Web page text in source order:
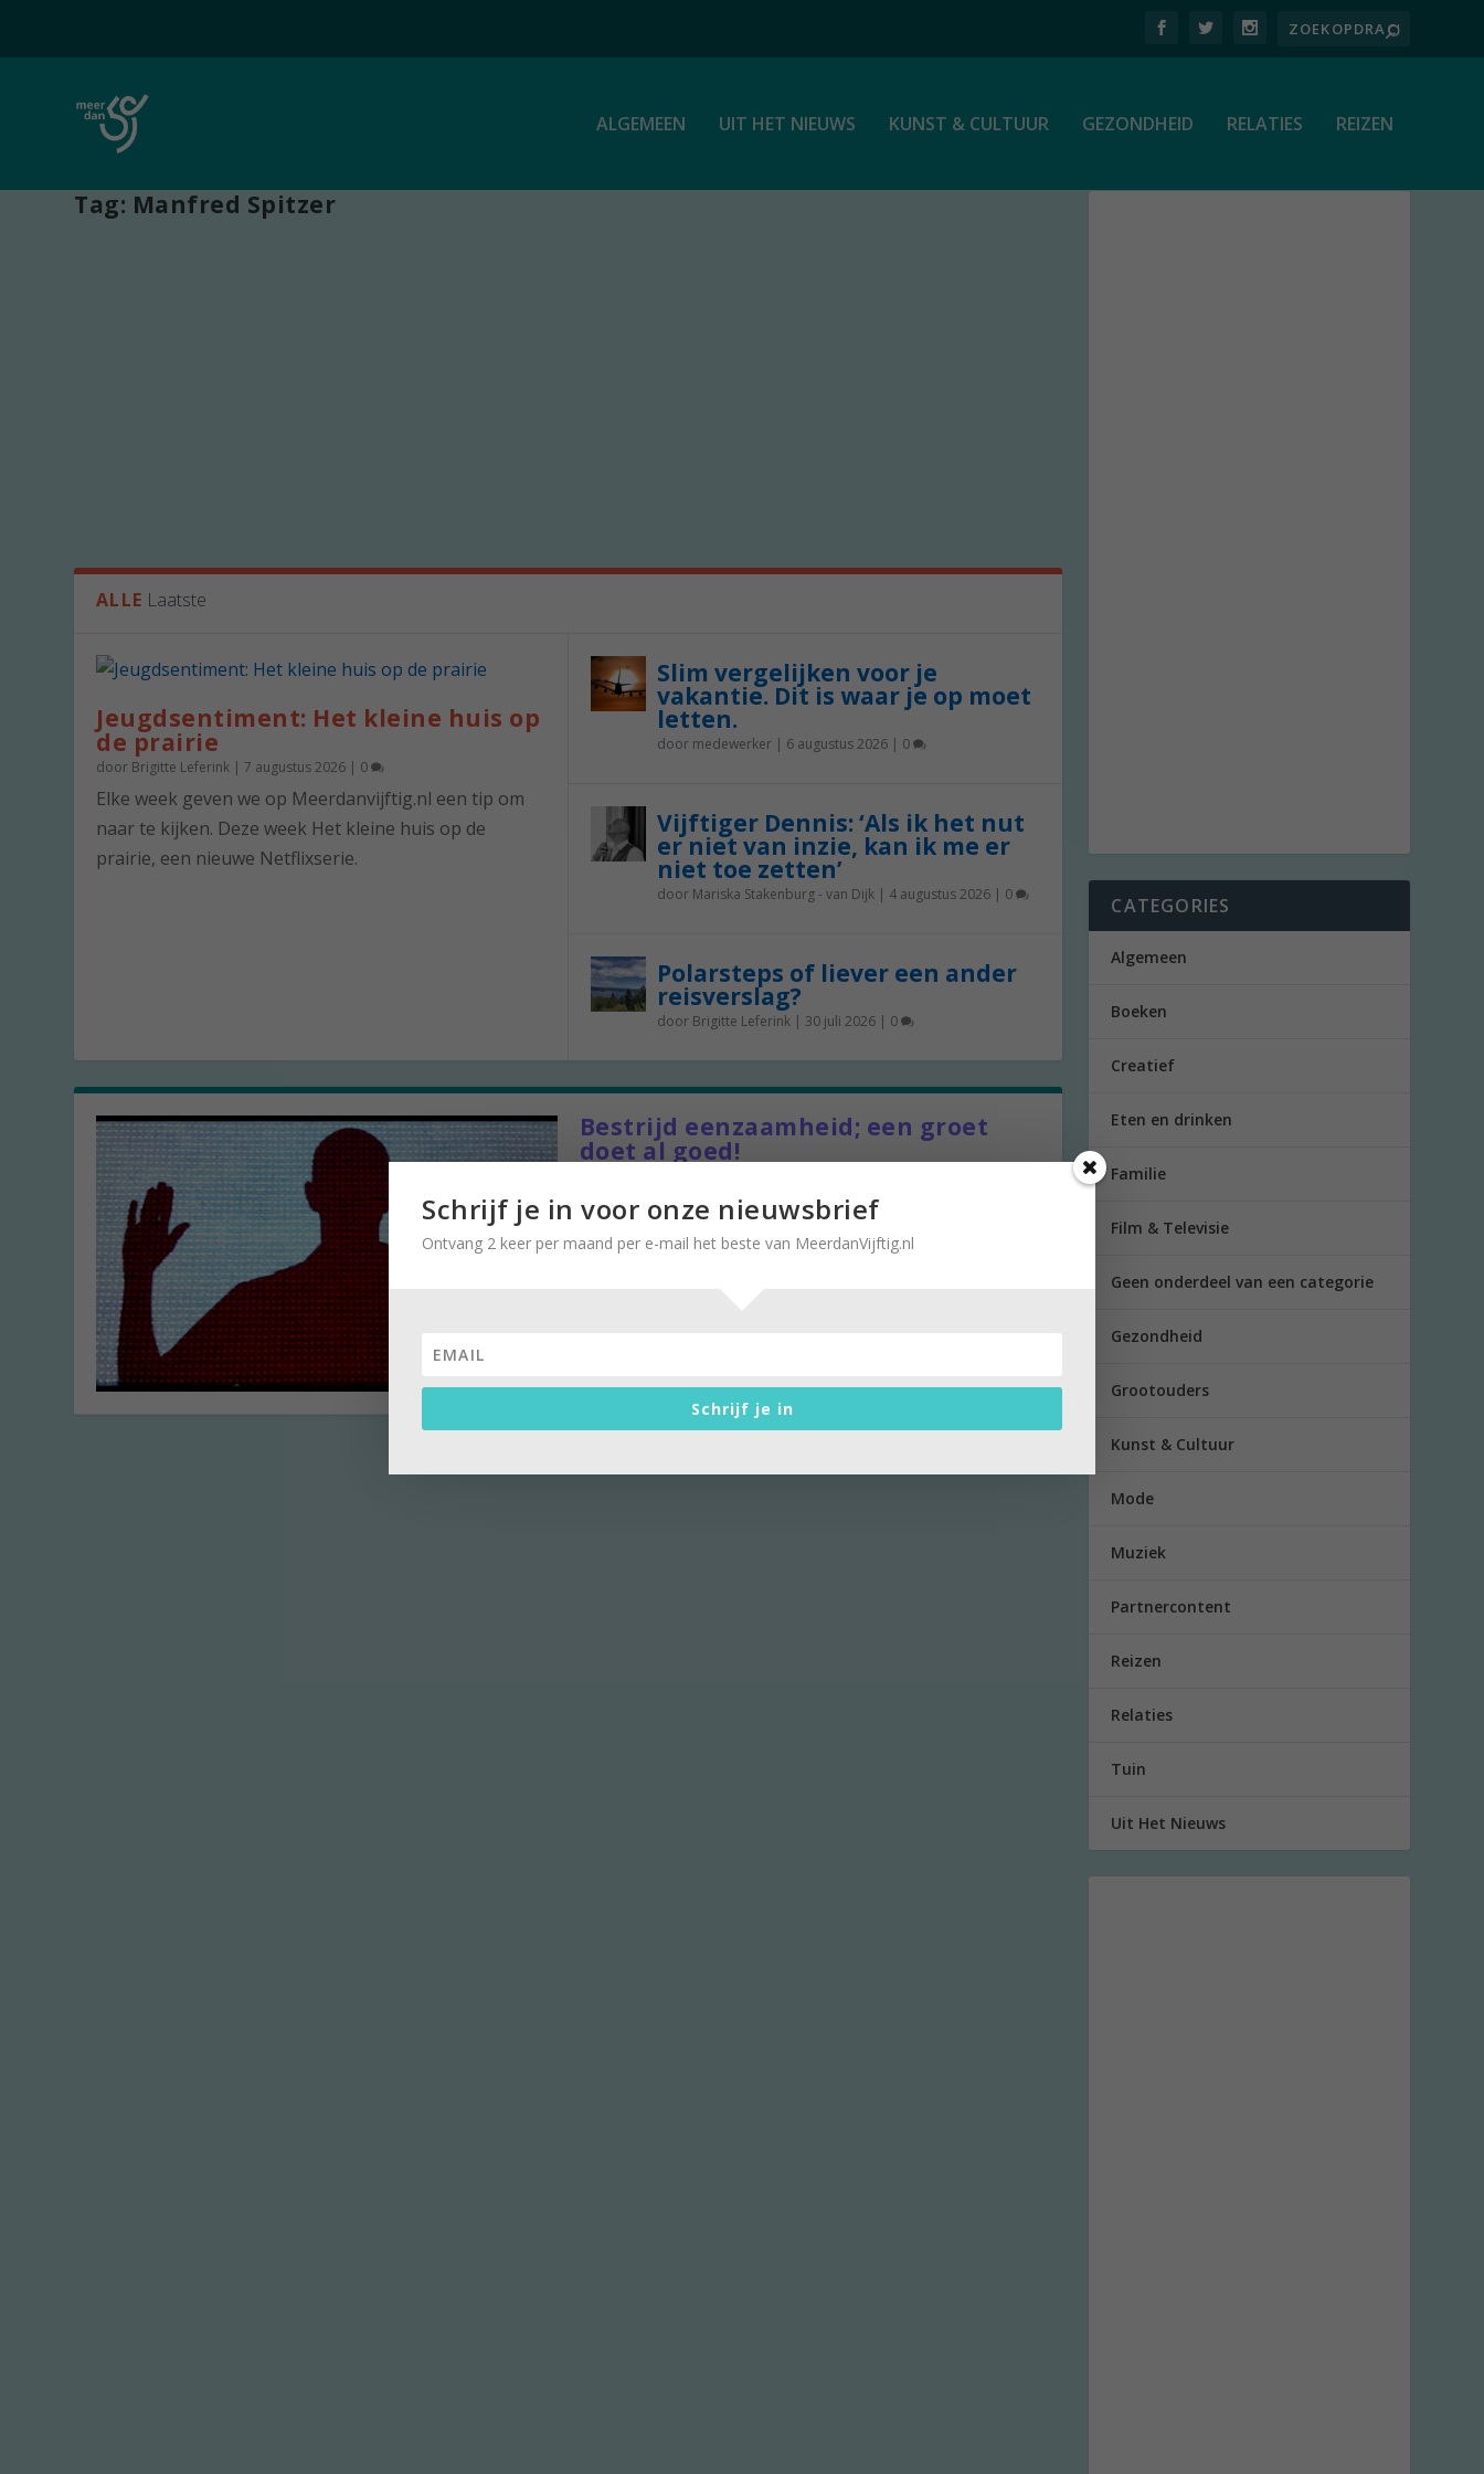
ALGEMEEN UIT HET NIEUWS KUNST & CULTUUR GEZONDHEID RELATIES REIZEN
Tag: Manfred Spitzer
ALLE Laatste
Jeugdsentiment: Het kleine huis op
de prairie
door Brigitte Leferink |7 augustus 2026 | 0
Elke week geven we op Meerdanvijftig.nl een tip om
naar te kijken. Deze week Het kleine huis op de
prairie, een nieuwe Netflixserie.
Slim vergelijken voor je
vakantie. Dit is waar je op moet
letten.
door medewerker| 6 augustus 2026| 0
Vijftiger Dennis: ‘Als ik het nut
er niet van inzie, kan ik me er
niet toe zetten’
door Mariska Stakenburg - van Dijk| 4 augustus 2026| 0
Polarsteps of liever een ander
reisverslag?
door Brigitte Leferink| 30 juli 2026| 0
Bestrijd eenzaamheid; een groet
doet al goed!
Minder alcohol, stoppen met roken en proberen die
overtollige pondjes terug te dringen door...
CATEGORIES
Algemeen
Boeken
Creatief
Eten en drinken
Familie
Film & Televisie
Geen onderdeel van een categorie
Gezondheid
Grootouders
Kunst & Cultuur
Mode
Muziek
Partnercontent
Reizen
Relaties
Tuin
Uit Het Nieuws
Schrijf je in voor onze nieuwsbrief
Ontvang 2 keer per maand per e-mail het beste van MeerdanVijftig.nl
Schrijf je in